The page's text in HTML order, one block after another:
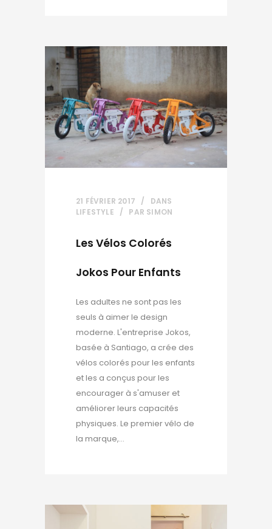
21 FÉVRIER 2017
DANS
LIFESTYLE
PAR SIMON
Les Vélos Colorés
Jokos Pour Enfants
Les adultes ne sont pas les
seuls à aimer le design
moderne. L'entreprise Jokos,
basée à Santiago, a crée des
vélos colorés pour les enfants
et les a conçus pour les
encourager à s'amuser et
améliorer leurs capacités
physiques. Le premier vélo de
la marque,...